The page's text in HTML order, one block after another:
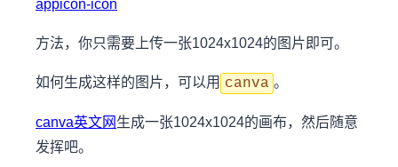
appicon-icon
方法，你只需要上传一张1024x1024的图片即可。
如何生成这样的图片，可以用 canva 。
canva英文网 生成一张1024x1024的画布，然后随意
发挥吧。